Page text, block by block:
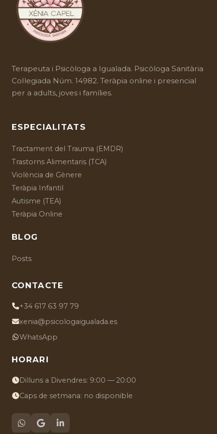
Terapeuta i Psicòloga a Igualada. Psicòloga Sanitària
Col·legiada Núm. 14982. Teràpia online i presencial
per a adults, joves i famílies.
ESPECIALITATS
Tractament del Trauma (EMDR)
Trastorns Alimentaris (TCA)
Violència de Gènere
Teràpia Infantil
Autisme (TEA)
Teràpia Online
BLOG
Posts
CONTACTE
+34 617 63 97 79
xenia@psicologaigualada.es
WhatsApp
HORARI
Dilluns a Divendres: 9:00 — 20:00
Caps de setmana: no disponible